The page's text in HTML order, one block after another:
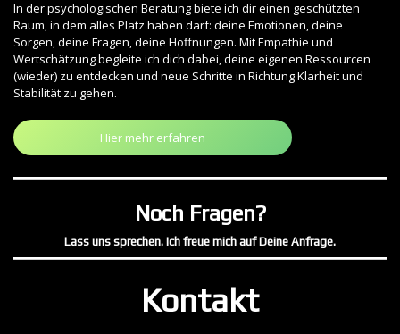
In der psychologischen Beratung biete ich dir einen geschützten
Raum, in dem alles Platz haben darf: deine Emotionen, deine
Sorgen, deine Fragen, deine Hoffnungen. Mit Empathie und
Wertschätzung begleite ich dich dabei, deine eigenen Ressourcen
(wieder) zu entdecken und neue Schritte in Richtung Klarheit und
Stabilität zu gehen.
Hier mehr erfahren
Noch Fragen?
Lass uns sprechen. Ich freue mich auf Deine Anfrage.
Kontakt